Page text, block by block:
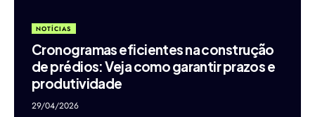
NOTÍCIAS
Cronogramas eficientes na construção
de prédios: Veja como garantir prazos e
produtividade
29/04/2026